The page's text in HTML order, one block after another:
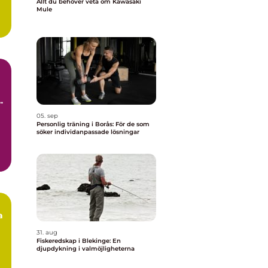
Mule
05. sep
Personlig träning i Borås: För de som
söker individanpassade lösningar
31. aug
Fiskeredskap i Blekinge: En
djupdykning i valmöjligheterna